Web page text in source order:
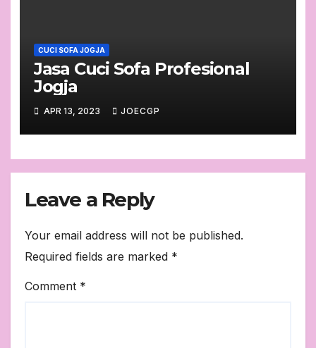
CUCI SOFA JOGJA
Jasa Cuci Sofa Profesional
Jogja
APR 13, 2023 JOECGP
Leave a Reply
Your email address will not be published.
Required fields are marked *
Comment *